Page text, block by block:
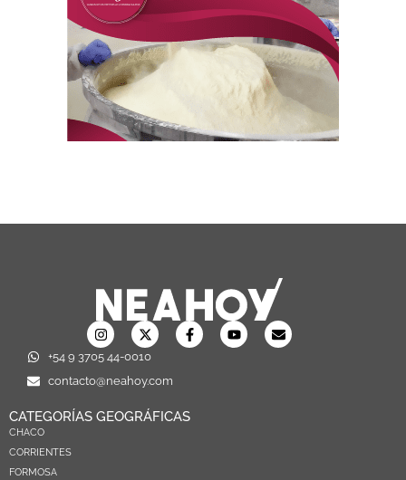
+54 9 3705 44-0010
contacto@neahoy.com
CATEGORÍAS GEOGRÁFICAS
CHACO
CORRIENTES
FORMOSA